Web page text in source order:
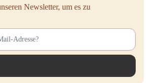
Newsletter, um es zu